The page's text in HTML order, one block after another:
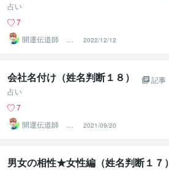
占い
7
開運伝道師 HE
RO
2022/12/12
会社名付け（姓名判断１８）
記事
占い
7
開運伝道師 HE
RO
2021/09/20
男女の相性★女性編（姓名判断１７）